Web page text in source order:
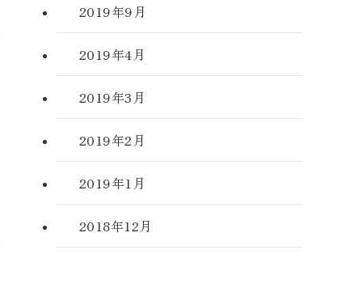
2019年9月
2019年4月
2019年3月
2019年2月
2019年1月
2018年12月